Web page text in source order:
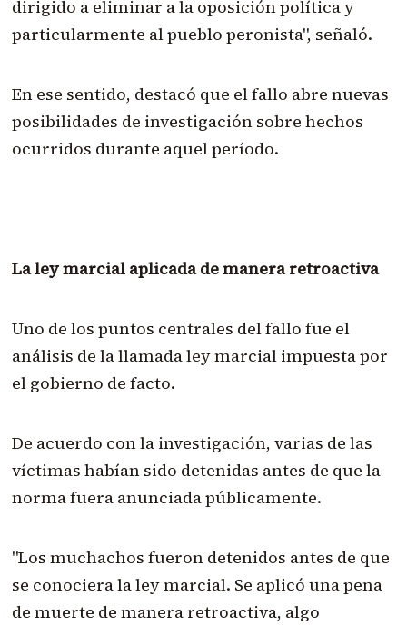
dirigido a eliminar a la oposición política y
particularmente al pueblo peronista", señaló.
En ese sentido, destacó que el fallo abre nuevas
posibilidades de investigación sobre hechos
ocurridos durante aquel período.
La ley marcial aplicada de manera retroactiva
Uno de los puntos centrales del fallo fue el
análisis de la llamada ley marcial impuesta por
el gobierno de facto.
De acuerdo con la investigación, varias de las
víctimas habían sido detenidas antes de que la
norma fuera anunciada públicamente.
"Los muchachos fueron detenidos antes de que
se conociera la ley marcial. Se aplicó una pena
de muerte de manera retroactiva, algo